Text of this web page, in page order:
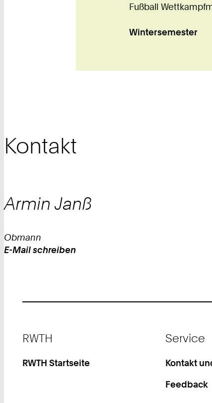
Fußball
Wintersemester
Kontakt
Armin Janß
Obmann
Work
E-Mail schreiben
RWTH
RWTH Startseite
Service
Kontakt
Feedback